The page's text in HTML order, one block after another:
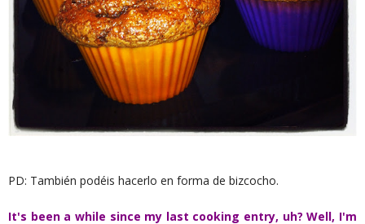
PD: También podéis hacerlo en forma de bizcocho.
It's been a while since my last cooking entry, uh? Well, I'm